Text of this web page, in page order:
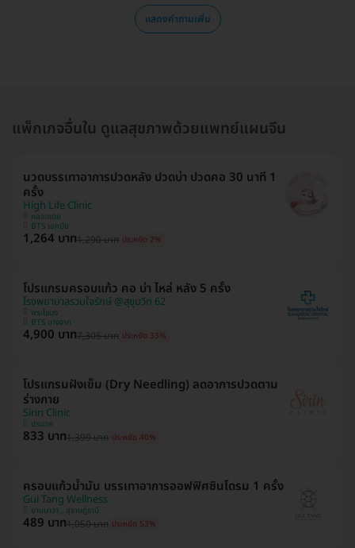
แสดงคำถามเพิ่ม
แพ็กเกจอื่นใน ดูแลสุขภาพด้วยแพทย์แผนจีน
นวดบรรเทาอาการปวดหลัง ปวดบ่า ปวดคอ 30 นาที 1
ครั้ง
High Life Clinic
คลองเตย
BTS เอกมัย
1,264 บาท1,290 บาท ประหยัด 2%
โปรแกรมครอบแก้ว คอ บ่า ไหล่ หลัง 5 ครั้ง
โรงพยาบาลรวมใจรักษ์ @สุขุมวิท 62
พระโขนง
BTS บางจาก
4,900 บาท7,305 บาท ประหยัด 33%
โปรแกรมฝังเข็ม (Dry Needling) ลดอาการปวดตาม
ร่างกาย
Sirin Clinic
ประเวศ
833 บาท1,399 บาท ประหยัด 40%
ครอบแก้วน้ำมัน บรรเทาอาการออฟฟิศซินโดรม 1 ครั้ง
Gui Tang Wellness
ยานนาวา , สุราษฎ์ธานี
489 บาท1,050 บาท ประหยัด 53%